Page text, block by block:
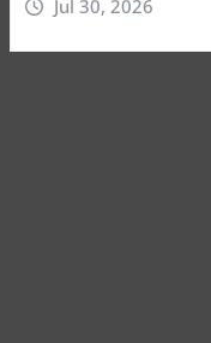
Jul 30, 2026